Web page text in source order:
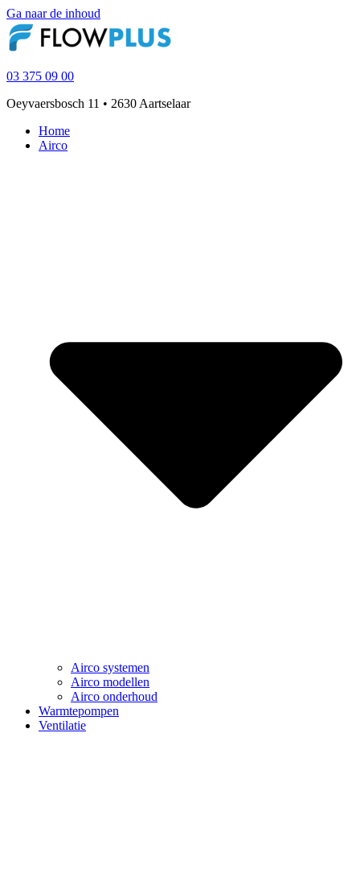
Ga naar de inhoud
03 375 09 00
Oeyvaersbosch 11 • 2630 Aartselaar
Home
Airco
Airco systemen
Airco modellen
Airco onderhoud
Warmtepompen
Ventilatie